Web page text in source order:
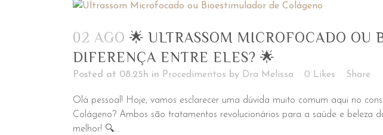
02 AGO 🌟 ULTRASSOM MICROFOCADO OU
DIFERENÇA ENTRE ELES? 🌟
Posted at 08:25h in Procedimentos by Dra Melissa 0 Likes Share
Olá pessoal! Hoje, vamos esclarecer uma dúvida muito comum aqui no
Colágeno? Ambos são tratamentos revolucionários para a saúde e beleza
melhor! 🔍...